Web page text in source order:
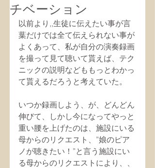
チベーション
以前より,,生徒に伝えたい事が言
葉だけでは全て伝えられない事が
よくあって、私が自分の演奏録画
を撮って見て聴いて貰えば、テク
ニックの説明などももっとわかっ
て貰えるだろうと考えていた。
いつか録画しよう、が、どんどん
伸びて、しかし今になってやっと
重い腰を上げたのは、施設にいる
母からのリクエスト、”娘のピア
ノが聴きたい！”と言う施設にい
る母からのリクエストにより、、